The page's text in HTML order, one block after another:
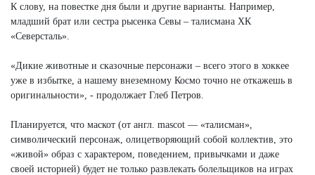
К слову, на повестке дня были и другие варианты. Например,
младший брат или сестра рысенка Севы – талисмана ХК
«Северсталь».
«Дикие животные и сказочные персонажи – всего этого в хоккее
уже в избытке, а нашему внеземному Космо точно не откажешь в
оригинальности», - продолжает Глеб Петров.
Планируется, что маскот (от англ. mascot — «талисман»,
символический персонаж, олицетворяющий собой коллектив, это
«живой» образ с характером, поведением, привычками и даже
своей историей) будет не только развлекать болельщиков на играх